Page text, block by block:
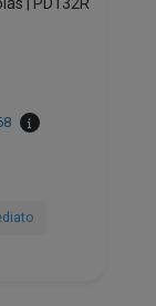
| PD132R